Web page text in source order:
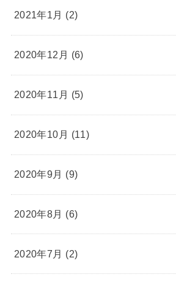
2021年1月 (2)
2020年12月 (6)
2020年11月 (5)
2020年10月 (11)
2020年9月 (9)
2020年8月 (6)
2020年7月 (2)